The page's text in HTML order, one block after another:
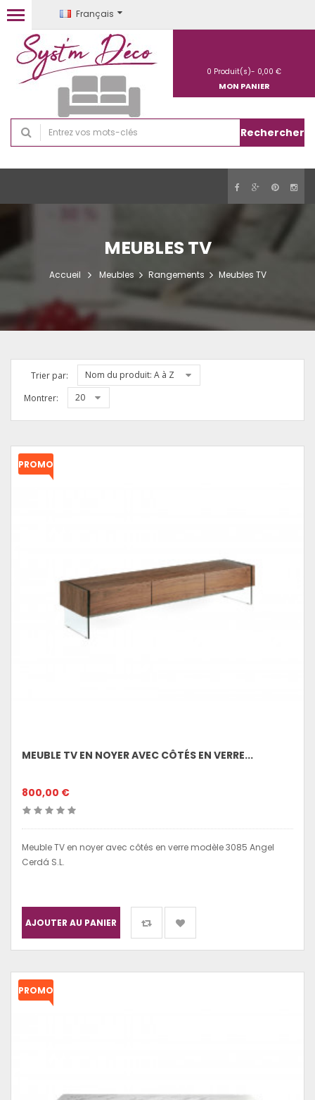
Français
Rechercher
0 Produit(s)- 0,00 €
MON PANIER
MEUBLES TV
Accueil Meubles Rangements Meubles TV
Trier par:
Nom du produit: A à Z
Montrer:
20
PROMO
MEUBLE TV EN NOYER AVEC CÔTÉS EN VERRE...
800,00 €
Meuble TV en noyer avec côtés en verre modèle 3085 Angel
Cerdá S.L.
AJOUTER AU PANIER
PROMO